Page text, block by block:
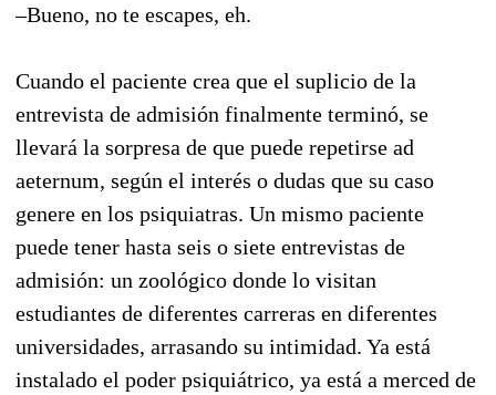
–Bueno, no te escapes, eh.
Cuando el paciente crea que el suplicio de la
entrevista de admisión finalmente terminó, se
llevará la sorpresa de que puede repetirse ad
aeternum, según el interés o dudas que su caso
genere en los psiquiatras. Un mismo paciente
puede tener hasta seis o siete entrevistas de
admisión: un zoológico donde lo visitan
estudiantes de diferentes carreras en diferentes
universidades, arrasando su intimidad. Ya está
instalado el poder psiquiátrico, ya está a merced de